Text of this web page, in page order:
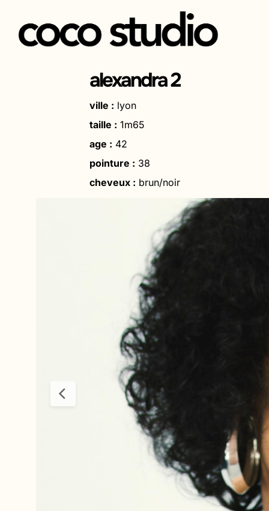
Aller
alexandra 2
ville : lyon
taille : 1m65
age : 42
pointure : 38
cheveux : brun/noir